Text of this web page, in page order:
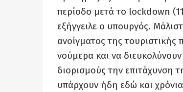
περίοδο μετά το lockdown
εξήγγειλε ο υπουργός.
ανοίγματος της
νούμερα και να
διορισμούς την επιτάχυνση
υπάρχουν ήδη εδώ και